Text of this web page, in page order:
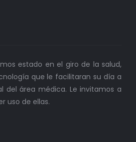
estado en el giro de la salud,
que le facilitaran su día a
del área médica. Le invitamos a
uso de ellas.